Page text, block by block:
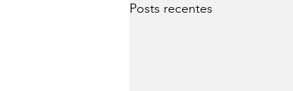
Posts recentes